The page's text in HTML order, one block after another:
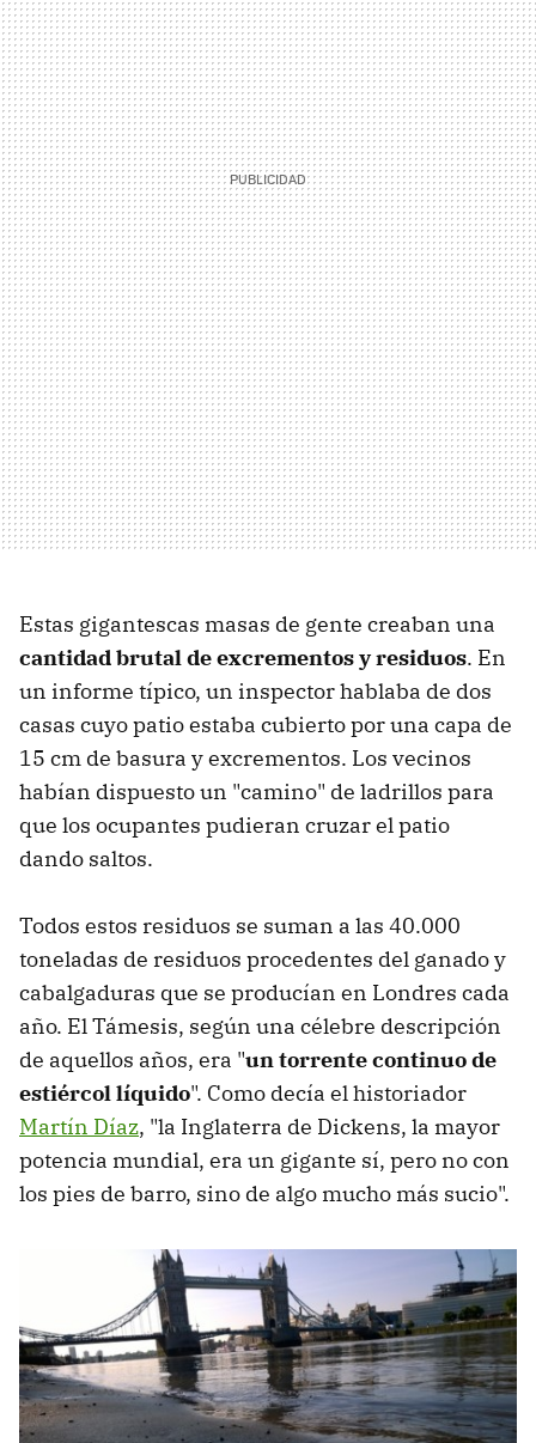
Estas gigantescas masas de gente creaban una
cantidad brutal de excrementos y residuos. En
un informe típico, un inspector hablaba de dos
casas cuyo patio estaba cubierto por una capa de
15 cm de basura y excrementos. Los vecinos
habían dispuesto un "camino" de ladrillos para
que los ocupantes pudieran cruzar el patio
dando saltos.
Todos estos residuos se suman a las 40.000
toneladas de residuos procedentes del ganado y
cabalgaduras que se producían en Londres cada
año. El Támesis, según una célebre descripción
de aquellos años, era "un torrente continuo de
estiércol líquido". Como decía el historiador
Martín Díaz, "la Inglaterra de Dickens, la mayor
potencia mundial, era un gigante sí, pero no con
los pies de barro, sino de algo mucho más sucio".